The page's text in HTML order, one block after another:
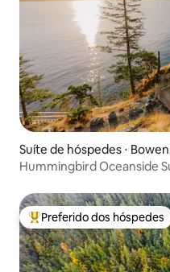
Suíte de hóspedes ⋅
Hummingbird Oceanside
Entre os melhores
Preferido dos hóspedes